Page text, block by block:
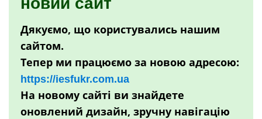
Дякуємо, що користувались нашим
сайтом.
Тепер ми працюємо за новою адресою:
https://iesfukr.com.ua
На новому сайті ви знайдете
оновлений дизайн, зручну навігацію